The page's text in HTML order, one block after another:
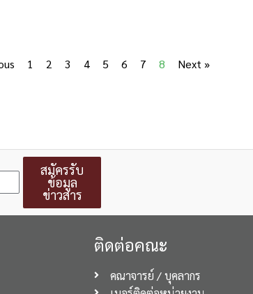
1 2 3 4 5 6 7 8 Next »
สมัครรับ
ข้อมูล
ข่าวสาร
ติดต่อคณะ
คณาจารย์ / บุคลากร